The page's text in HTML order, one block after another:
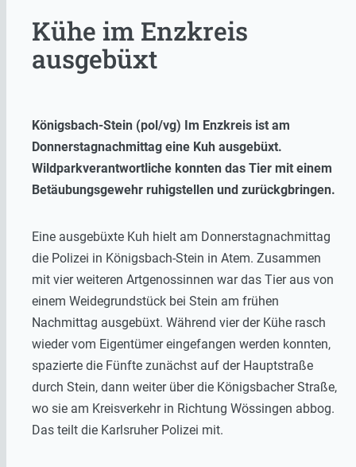
Kühe im Enzkreis
ausgebüxt
Königsbach-Stein (pol/vg) Im Enzkreis ist am
Donnerstagnachmittag eine Kuh ausgebüxt.
Wildparkverantwortliche konnten das Tier mit einem
Betäubungsgewehr ruhigstellen und zurückgbringen.
Eine ausgebüxte Kuh hielt am Donnerstagnachmittag
die Polizei in Königsbach-Stein in Atem. Zusammen
mit vier weiteren Artgenossinnen war das Tier aus von
einem Weidegrundstück bei Stein am frühen
Nachmittag ausgebüxt. Während vier der Kühe rasch
wieder vom Eigentümer eingefangen werden konnten,
spazierte die Fünfte zunächst auf der Hauptstraße
durch Stein, dann weiter über die Königsbacher Straße,
wo sie am Kreisverkehr in Richtung Wössingen abbog.
Das teilt die Karlsruher Polizei mit.